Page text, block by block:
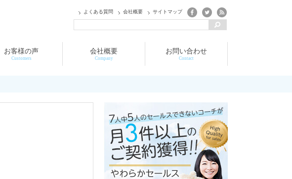
よくある質問 会社概要 サイトマップ
お客様の声
Customers
会社概要
Company
お問い合わせ
Contact